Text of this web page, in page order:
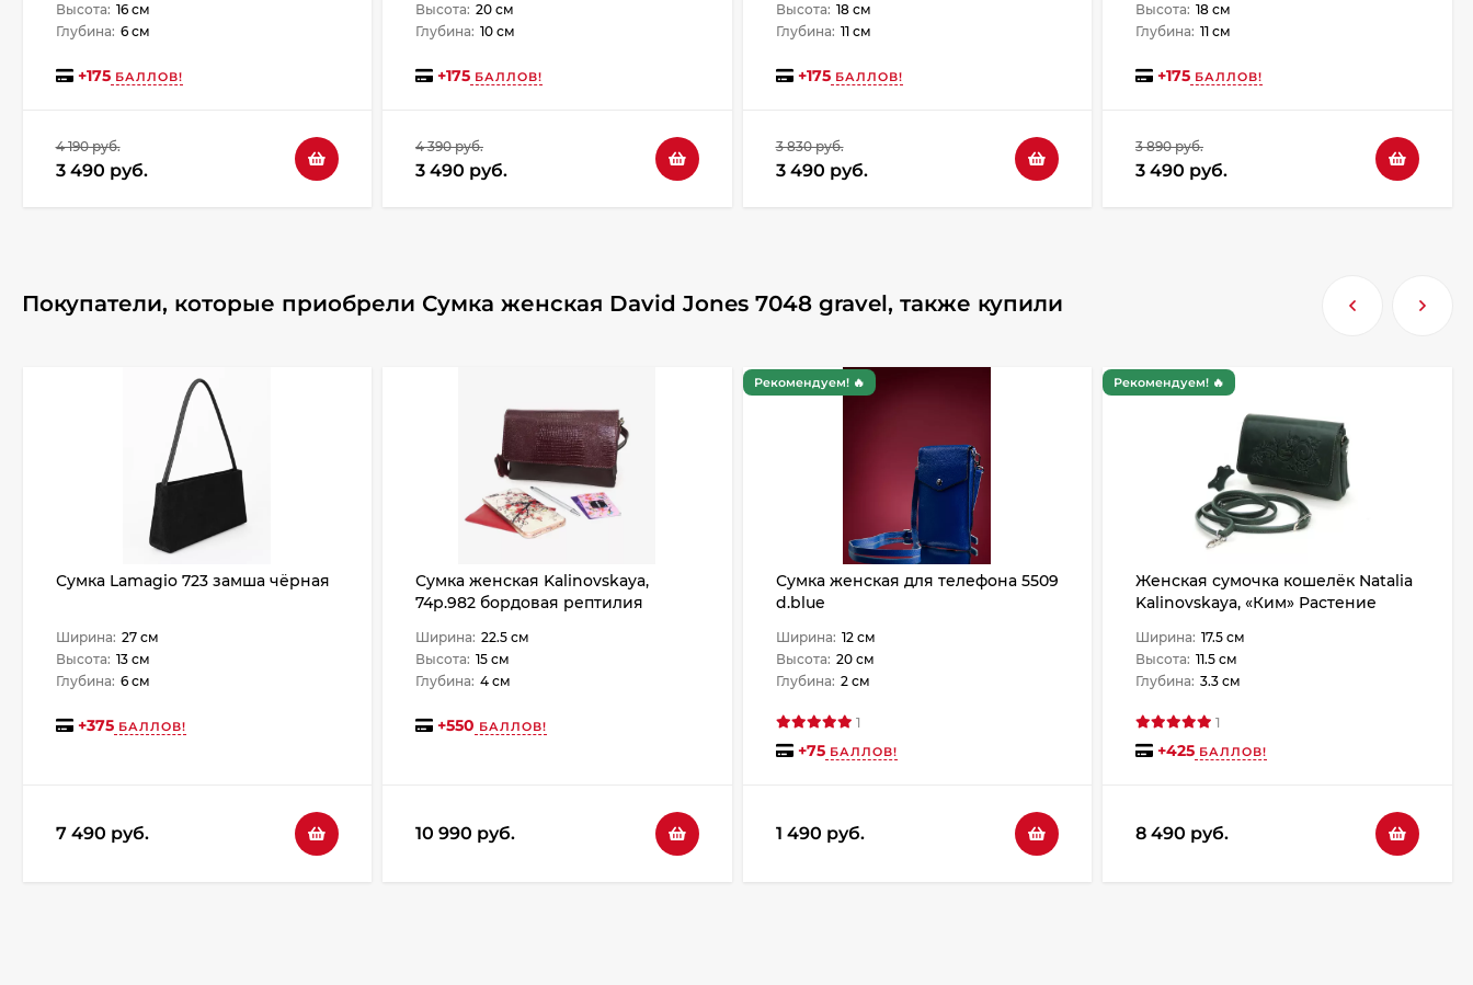
Высота: 16 см
Глубина: 6 см
+175БАЛЛОВ!
4 190 руб.
3 490 руб.
Высота: 20 см
Глубина: 10 см
+175 БАЛЛОВ!
4 390 руб.
3 490 руб.
Высота: 18 см
Глубина: 11 см
+175БАЛЛОВ!
3 830 руб.
3 490 руб.
Высота: 18 см
Глубина: 11 см
+175 БАЛЛОВ!
3 890 руб.
3 490 руб.
Покупатели, которые приобрели Сумка женская David Jones 7048 gravel, также купили
Сумка Lamagio 723 замша чёрная
Ширина: 27 см
Высота: 13 см
Глубина: 6 см
+375БАЛЛОВ!
7 490 руб.
Сумка женская Kalinovskaya,
74р.982 бордовая рептилия
Ширина: 22.5 см
Высота: 15 см
Глубина: 4 см
+550 БАЛЛОВ!
10 990 руб.
Рекомендуем! 🔥
Сумка женская для телефона 5509
d.blue
Ширина: 12 см
Высота: 20 см
Глубина: 2 см
1
+75БАЛЛОВ!
1 490 руб.
Рекомендуем! 🔥
Женская сумочка кошелёк Natalia
Kalinovskaya, «Ким» Растение
Ширина: 17.5 см
Высота: 11.5 см
Глубина: 3.3 см
1
+425 БАЛЛОВ!
8 490 руб.